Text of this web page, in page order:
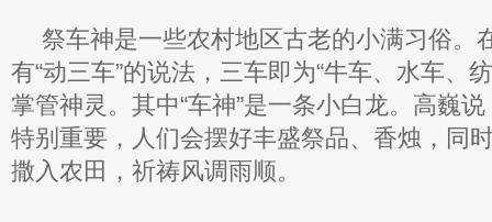
祭车神是一些农村地区古老的小满习俗。
有“动三车”的说法，三车即为“牛车、水车、
掌管神灵。其中“车神”是一条小白龙。高巍
特别重要，人们会摆好丰盛祭品、香烛，同
撒入农田，祈祷风调雨顺。